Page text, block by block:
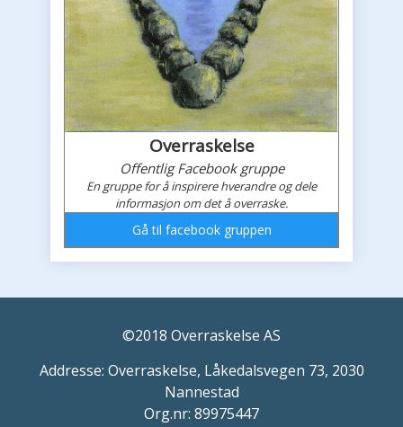
Overraskelse
Offentlig Facebook gruppe
En gruppe for å inspirere hverandre og dele
informasjon om det å overraske.
Gå til facebook gruppen
©2018 Overraskelse AS
Addresse: Overraskelse, Låkedalsvegen 73, 2030
Nannestad
Org.nr: 89975447